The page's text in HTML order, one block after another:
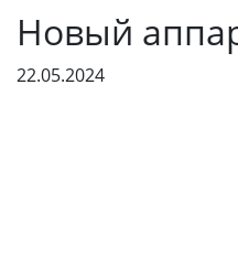
Новый
22.05.2024